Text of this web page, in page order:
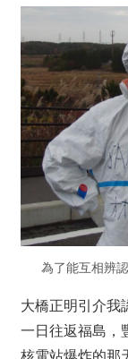
為了能互相辨
大橋正明引介我
一日往返福島，